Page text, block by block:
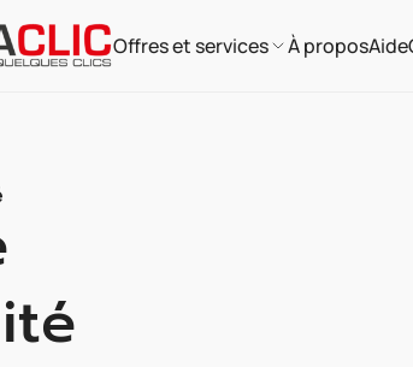
Offres et services À proposAide